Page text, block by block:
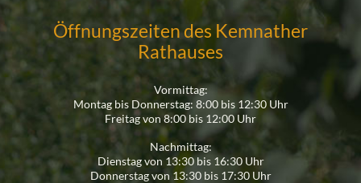
Öffnungszeiten des Kemnather
Rathauses
Vormittag:
Montag bis Donnerstag: 8:00 bis 12:30 Uhr
Freitag von 8:00 bis 12:00 Uhr
Nachmittag:
Dienstag von 13:30 bis 16:30 Uhr
Donnerstag von 13:30 bis 17:30 Uhr